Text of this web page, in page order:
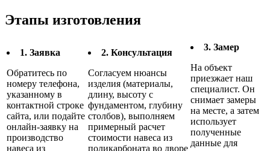
Этапы изготовления
1. Заявка
Обратитесь по
номеру телефона,
указанному в
контактной строке
сайта, или подайте
онлайн-заявку на
производство
навеса из
2. Консультация
Согласуем нюансы
изделия (материалы,
длину, высоту с
фундаментом, глубину
столбов), выполняем
примерный расчет
стоимости навеса из
поликарбоната во дворе
3. Замер
На объект
приезжает наш
специалист. Он
снимает замеры
на месте, а затем
использует
полученные
данные для